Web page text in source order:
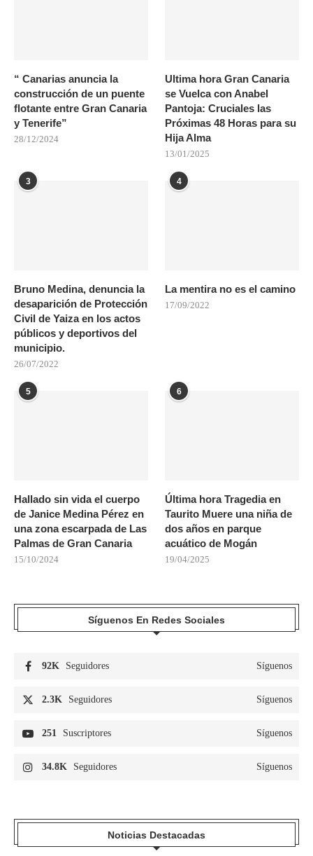
“ Canarias anuncia la
construcción de un puente
flotante entre Gran Canaria
y Tenerife”
28/12/2024
Ultima hora Gran Canaria
se Vuelca con Anabel
Pantoja: Cruciales las
Próximas 48 Horas para su
Hija Alma
13/01/2025
3
Bruno Medina, denuncia la
desaparición de Protección
Civil de Yaiza en los actos
públicos y deportivos del
municipio.
26/07/2022
4
La mentira no es el camino
17/09/2022
5
Hallado sin vida el cuerpo
de Janice Medina Pérez en
una zona escarpada de Las
Palmas de Gran Canaria
15/10/2024
6
Última hora Tragedia en
Taurito Muere una niña de
dos años en parque
acuático de Mogán
19/04/2025
Síguenos En Redes Sociales
92K Seguidores Síguenos
2.3K Seguidores Síguenos
251 Suscriptores Síguenos
34.8K Seguidores Síguenos
Noticias Destacadas